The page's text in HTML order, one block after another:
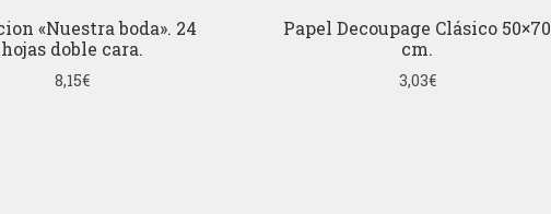
«Nuestra boda». 24
hojas doble cara.
8,15€
Papel Decoupage Clásico 50×70
cm.
3,03€